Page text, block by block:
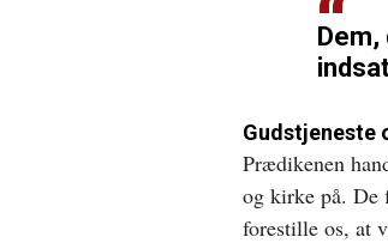
Gudstjeneste
Prædikenen
og kirke på. De
forestille os, at